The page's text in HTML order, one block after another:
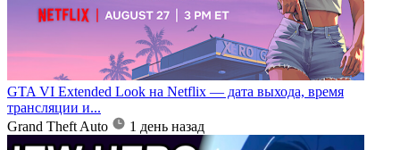
GTA VI Extended Look на Netflix — дата выхода, время
трансляции и...
Grand Theft Auto
1 день назад